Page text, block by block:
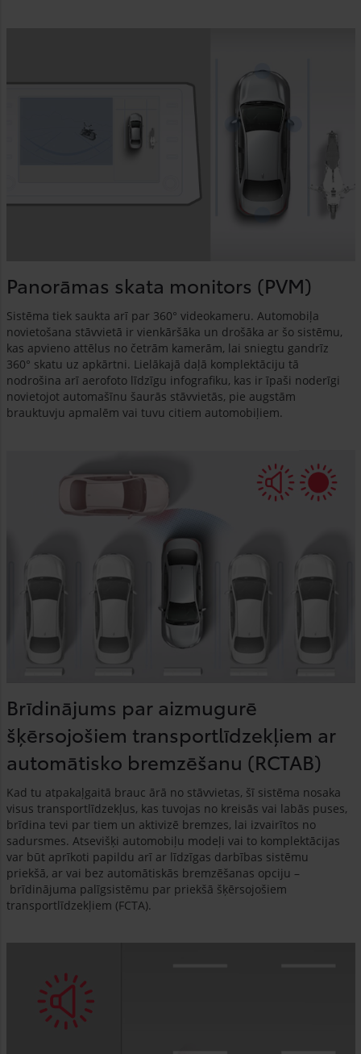
Panorāmas skata monitors (PVM)
Sistēma tiek saukta arī par 360° videokameru. Automobiļa
novietošana stāvvietā ir vienkāršāka un drošāka ar šo sistēmu,
kas apvieno attēlus no četrām kamerām, lai sniegtu gandrīz
360° skatu uz apkārtni. Lielākajā daļā komplektāciju tā
nodrošina arī aerofoto līdzīgu infografiku, kas ir īpaši noderīgi
novietojot automašīnu šaurās stāvvietās, pie augstām
brauktuvju apmalēm vai tuvu citiem automobiļiem.
Brīdinājums par aizmugurē
šķērsojošiem transportlīdzekļiem ar
automātisko bremzēšanu (RCTAB)
Kad tu atpakaļgaitā brauc ārā no stāvvietas, šī sistēma nosaka
visus transportlīdzekļus, kas tuvojas no kreisās vai labās puses,
brīdina tevi par tiem un aktivizē bremzes, lai izvairītos no
sadursmes. Atsevišķi automobiļu modeļi vai to komplektācijas
var būt aprīkoti papildu arī ar līdzīgas darbības sistēmu
priekšā, ar vai bez automātiskās bremzēšanas opciju –
brīdinājuma palīgsistēmu par priekšā šķērsojošiem
transportlīdzekļiem (FCTA).